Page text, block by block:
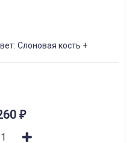
Слоновая кость +
₽